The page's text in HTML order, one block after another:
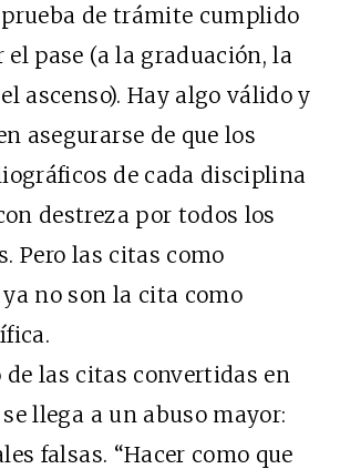
de trámite cumplido
el pase (a la graduación, la
ascenso). Hay algo válido y
asegurarse de que los
de cada disciplina
destreza por todos los
Pero las citas como
no son la cita como
de las citas convertidas en
llega a un abuso mayor:
falsas. “Hacer como que